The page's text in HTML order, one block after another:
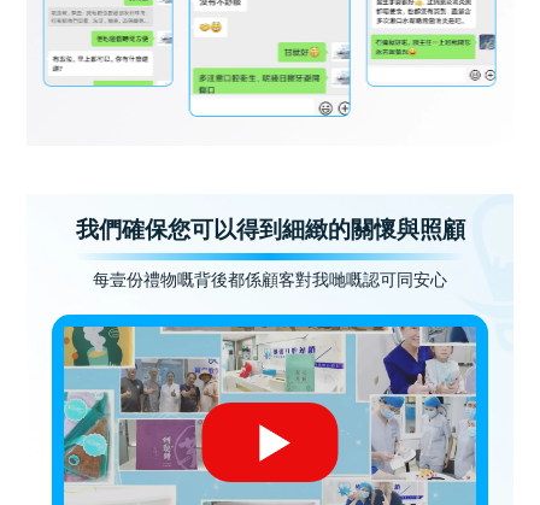
我們確保您可以得到細緻的關懷與照顧
每壹份禮物嘅背後都係顧客對我哋嘅認可同安心